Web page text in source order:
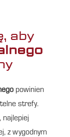
aby
powinien
strefy.
najlepiej
z wygodnym